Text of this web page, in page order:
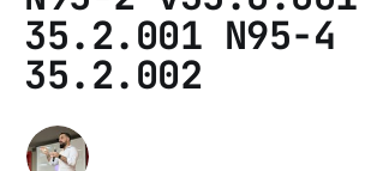
35.2.001 N95-4
35.2.002